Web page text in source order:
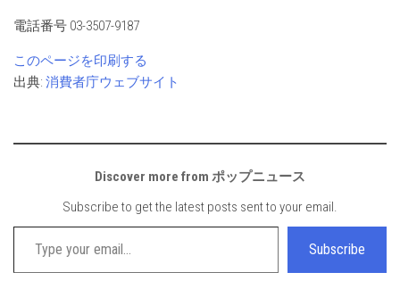
電話番号 03-3507-9187
このページを印刷する
出典: 消費者庁ウェブサイト
Discover more from ポップニュース
Subscribe to get the latest posts sent to your email.
Type your email…
Subscribe